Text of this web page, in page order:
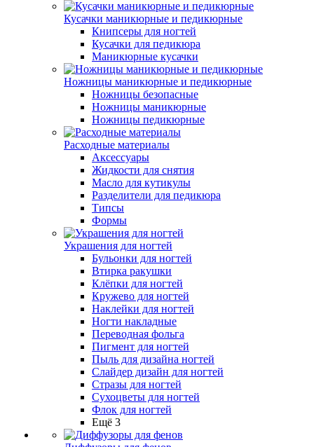
Кусачки маникюрные и педикюрные
Книпсеры для ногтей
Кусачки для педикюра
Маникюрные кусачки
Ножницы маникюрные и педикюрные
Ножницы безопасные
Ножницы маникюрные
Ножницы педикюрные
Расходные материалы
Аксессуары
Жидкости для снятия
Масло для кутикулы
Разделители для педикюра
Типсы
Формы
Украшения для ногтей
Бульонки для ногтей
Втирка ракушки
Клёпки для ногтей
Кружево для ногтей
Наклейки для ногтей
Ногти накладные
Переводная фольга
Пигмент для ногтей
Пыль для дизайна ногтей
Слайдер дизайн для ногтей
Стразы для ногтей
Сухоцветы для ногтей
Флок для ногтей
Ещё 3